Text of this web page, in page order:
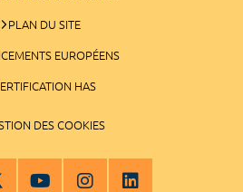
PLAN DU SITE
EUROPÉENS
HAS
DES COOKIES